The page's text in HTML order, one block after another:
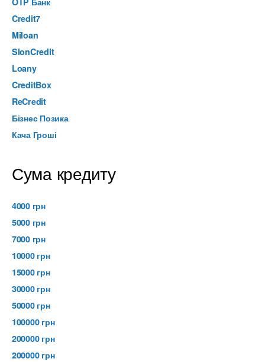
Credit7
Miloan
SlonCredit
Loany
CreditBox
ReCredit
Бізнес Позика
Кача Гроші
Сума кредиту
4000 грн
5000 грн
7000 грн
10000 грн
15000 грн
30000 грн
50000 грн
100000 грн
200000 грн
200000 грн